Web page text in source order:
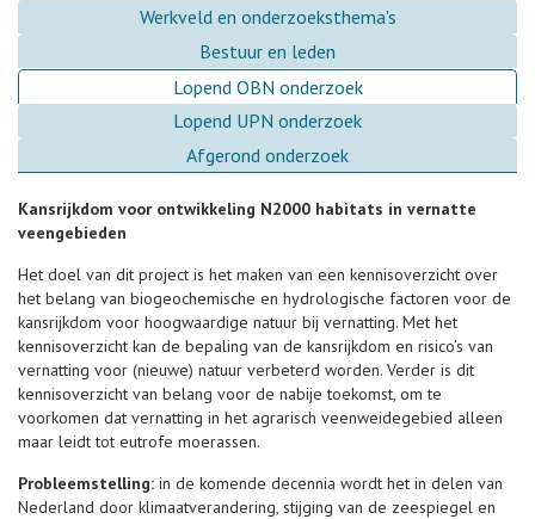
Werkveld en onderzoeksthema's
Bestuur en leden
Lopend OBN onderzoek
Lopend UPN onderzoek
Afgerond onderzoek
Kansrijkdom voor ontwikkeling N2000 habitats in vernatte
veengebieden
Het doel van dit project is het maken van een kennisoverzicht over
het belang van biogeochemische en hydrologische factoren voor de
kansrijkdom voor hoogwaardige natuur bij vernatting. Met het
kennisoverzicht kan de bepaling van de kansrijkdom en risico’s van
vernatting voor (nieuwe) natuur verbeterd worden. Verder is dit
kennisoverzicht van belang voor de nabije toekomst, om te
voorkomen dat vernatting in het agrarisch veenweidegebied alleen
maar leidt tot eutrofe moerassen.
Probleemstelling: in de komende decennia wordt het in delen van
Nederland door klimaatverandering, stijging van de zeespiegel en